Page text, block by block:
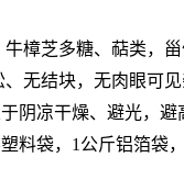
牛樟芝多糖、萜类，
无结块，无肉眼可见
阴凉干燥、避光，避
料袋，1公斤铝箔袋，